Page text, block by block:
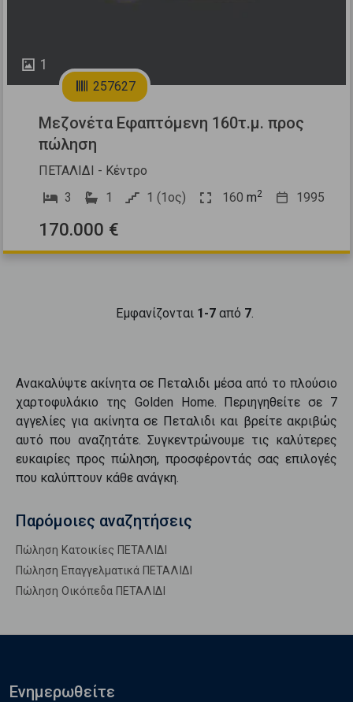
1
257627
Μεζονέτα Εφαπτόμενη 160τ.μ. προς
πώληση
ΠΕΤΑΛΙΔΙ - Κέντρο
3
1 1 (1ος) 160 m2 1995
170.000 €
Εμφανίζονται 1-7από 7.
Ανακαλύψτε ακίνητα σε Πεταλιδι μέσα από το πλούσιο
χαρτοφυλάκιο της Golden Home. Περιηγηθείτε σε 7
αγγελίες για ακίνητασε Πεταλιδικαι βρείτε ακριβώς
αυτό που αναζητάτε. Συγκεντρώνουμε τις καλύτερες
ευκαιρίες προςπώληση, προσφέροντάς σας επιλογές
που καλύπτουν κάθε ανάγκη.
Παρόμοιες αναζητήσεις
Πώληση Κατοικίες ΠΕΤΑΛΙΔΙ
Πώληση Επαγγελματικά ΠΕΤΑΛΙΔΙ
Πώληση Οικόπεδα ΠΕΤΑΛΙΔΙ
Ενημερωθείτε